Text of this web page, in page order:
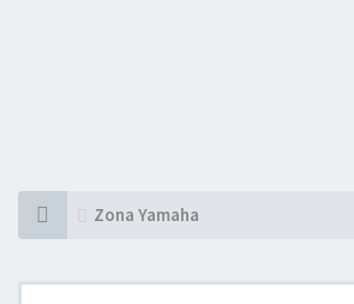
Zona Yamaha